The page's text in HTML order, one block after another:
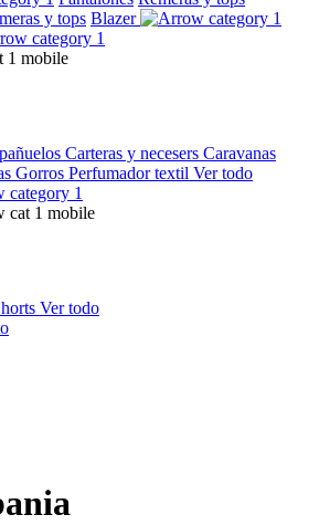
y tops Blazer
Carteras y necesers Caravanas
Gorros Perfumador textil Ver todo
Ver todo